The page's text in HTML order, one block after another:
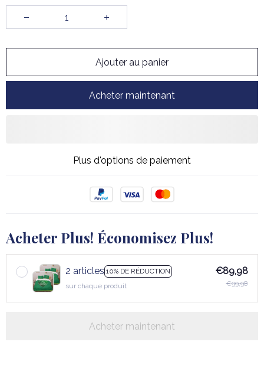
Ajouter au panier
Acheter maintenant
Plus d'options de paiement
Acheter Plus! Économisez Plus!
2 articles 10% DE RÉDUCTION
sur chaque produit
€89,98
€99,98
Acheter maintenant